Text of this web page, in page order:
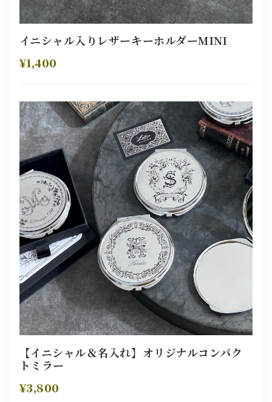
イニシャル入りレザーキーホルダーMINI
¥1,400
【イニシャル＆名入れ】オリジナルコンパク
トミラー
¥3,800